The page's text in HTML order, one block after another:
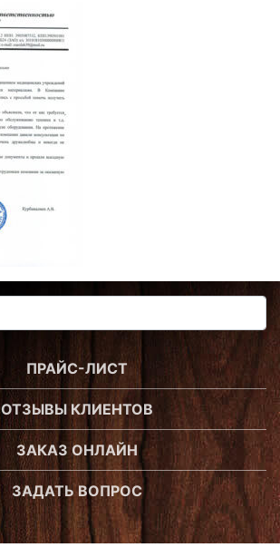
ПРАЙС-ЛИСТ
ОТЗЫВЫ КЛИЕНТОВ
ЗАКАЗ ОНЛАЙН
ЗАДАТЬ ВОПРОС